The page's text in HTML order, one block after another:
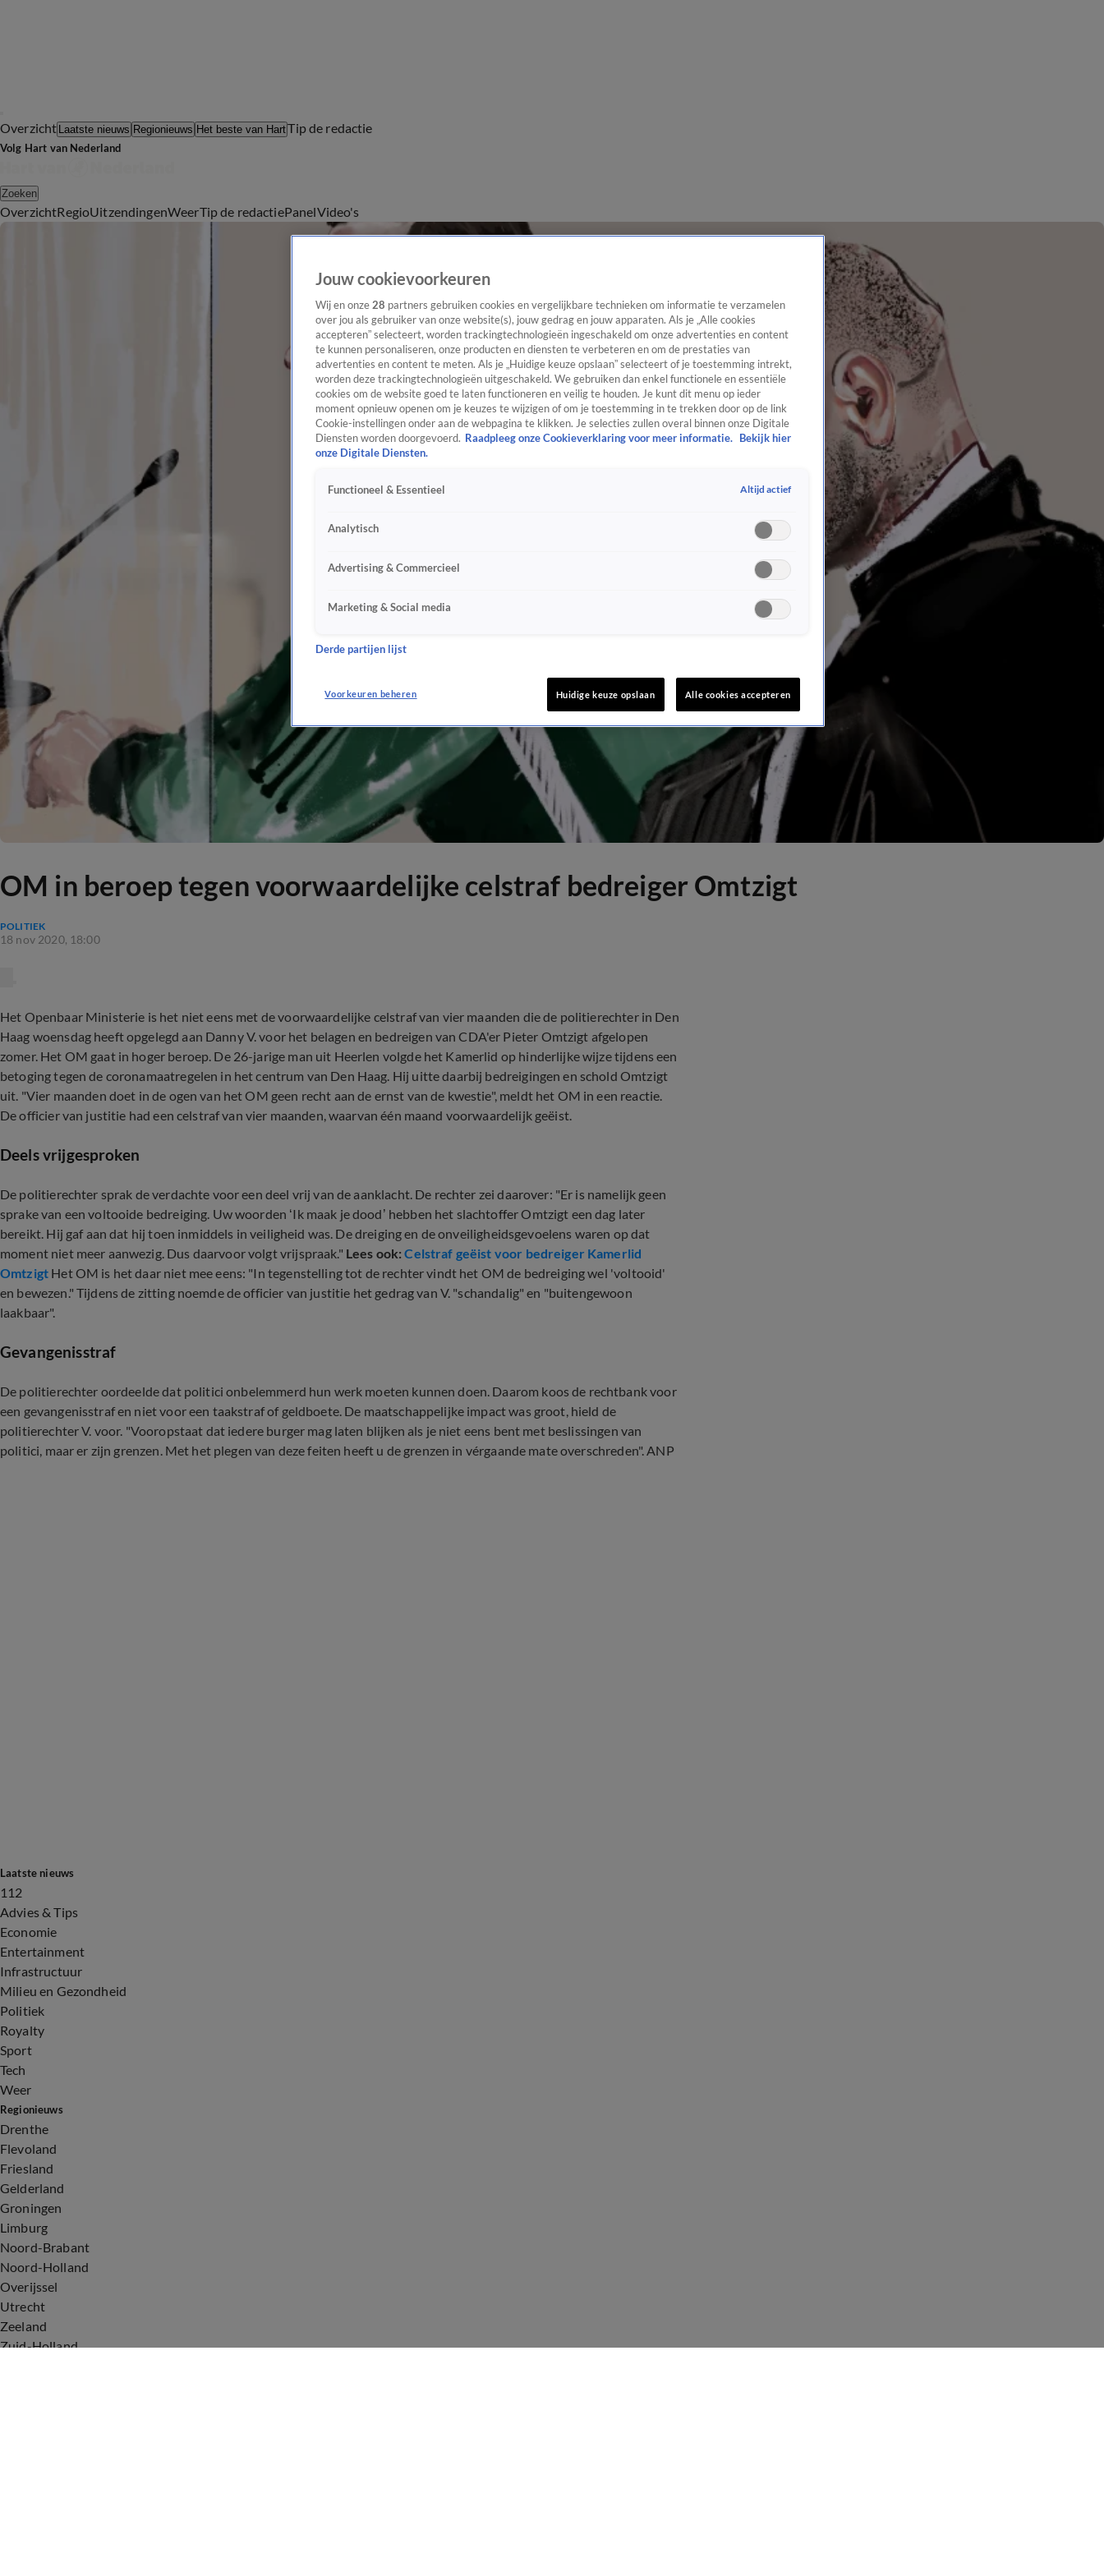
Overzicht Laatste nieuws Regionieuws Het beste van HartTip de redactie
Volg Hart van Nederland
Zoeken
OverzichtRegioUitzendingenWeerTip de redactiePanelVideo's
OM in beroep tegen voorwaardelijke celstraf bedreiger Omtzigt
POLITIEK
18 nov 2020, 18:00
Het Openbaar Ministerie is het niet eens met de voorwaardelijke celstraf van vier maanden die de politierechter in Den
Haag woensdag heeft opgelegd aan Danny V. voor het belagen en bedreigen van CDA'er Pieter Omtzigt afgelopen
zomer. Het OM gaat in hoger beroep. De 26-jarige man uit Heerlen volgde het Kamerlid op hinderlijke wijze tijdens een
betoging tegen de coronamaatregelen in het centrum van Den Haag. Hij uitte daarbij bedreigingen en schold Omtzigt
uit. "Vier maanden doet in de ogen van het OM geen recht aan de ernst van de kwestie", meldt het OM in een reactie.
De officier van justitie had een celstraf van vier maanden, waarvan één maand voorwaardelijk geëist.
Deels vrijgesproken
De politierechter sprak de verdachte voor een deel vrij van de aanklacht. De rechter zei daarover: "Er is namelijk geen
sprake van een voltooide bedreiging. Uw woorden ‘Ik maak je dood’ hebben het slachtoffer Omtzigt een dag later
bereikt. Hij gaf aan dat hij toen inmiddels in veiligheid was. De dreiging en de onveiligheidsgevoelens waren op dat
moment niet meer aanwezig. Dus daarvoor volgt vrijspraak." Lees ook:Celstraf geëist voor bedreiger Kamerlid
Omtzigt Het OM is het daar niet mee eens: "In tegenstelling tot de rechter vindt het OM de bedreiging wel 'voltooid'
en bewezen." Tijdens de zitting noemde de officier van justitie het gedrag van V. "schandalig" en "buitengewoon
laakbaar".
Gevangenisstraf
De politierechter oordeelde dat politici onbelemmerd hun werk moeten kunnen doen. Daarom koos de rechtbank voor
een gevangenisstraf en niet voor een taakstraf of geldboete. De maatschappelijke impact was groot, hield de
politierechter V. voor. "Vooropstaat dat iedere burger mag laten blijken als je niet eens bent met beslissingen van
politici, maar er zijn grenzen. Met het plegen van deze feiten heeft u de grenzen in vérgaande mate overschreden". ANP
Laatste nieuws
112
Advies & Tips
Economie
Entertainment
Infrastructuur
Milieu en Gezondheid
Politiek
Royalty
Sport
Tech
Weer
Regionieuws
Drenthe
Flevoland
Friesland
Gelderland
Groningen
Limburg
Noord-Brabant
Noord-Holland
Overijssel
Utrecht
Zeeland
Zuid-Holland
Jouw cookievoorkeuren
Wij en onze 28 partners gebruiken cookies en vergelijkbare technieken om informatie te verzamelen
over jou als gebruiker van onze website(s), jouw gedrag en jouw apparaten. Als je „Alle cookies
accepteren” selecteert, worden trackingtechnologieën ingeschakeld om onze advertenties en content
te kunnen personaliseren, onze producten en diensten te verbeteren en om de prestaties van
advertenties en content te meten. Als je „Huidige keuze opslaan” selecteert of je toestemming intrekt,
worden deze trackingtechnologieën uitgeschakeld. We gebruiken dan enkel functionele en essentiële
cookies om de website goed te laten functioneren en veilig te houden. Je kunt dit menu op ieder
moment opnieuw openen om je keuzes te wijzigen of om je toestemming in te trekken door op de link
Cookie-instellingen onder aan de webpagina te klikken. Je selecties zullen overal binnen onze Digitale
Diensten worden doorgevoerd. Raadpleeg onze Cookieverklaring voor meer informatie.
Bekijk hier
onze Digitale Diensten.
Functioneel & Essentieel Altijd actief
Analytisch
Advertising & Commercieel
Marketing & Social media
Derde partijen lijst
Voorkeuren beheren Huidige keuze opslaan Alle cookies accepteren